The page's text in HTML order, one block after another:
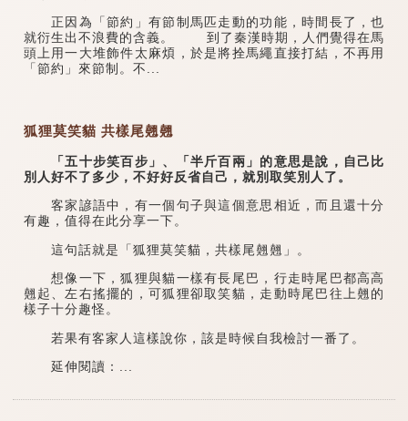
正因為「節約」有節制馬匹走動的功能，時間長了，也
就衍生出不浪費的含義。 到了秦漢時期，人們覺得在馬
頭上用一大堆飾件太麻煩，於是將拴馬繩直接打結，不再用
「節約」來節制。不...
狐狸莫笑貓 共樣尾翹翹
「五十步笑百步」、「半斤百兩」的意思是說，自己比
別人好不了多少，不好好反省自己，就別取笑別人了。
客家諺語中，有一個句子與這個意思相近，而且還十分
有趣，值得在此分享一下。
這句話就是「狐狸莫笑貓，共樣尾翹翹」。
想像一下，狐狸與貓一樣有長尾巴，行走時尾巴都高高
翹起、左右搖擺的，可狐狸卻取笑貓，走動時尾巴往上翹的
樣子十分趣怪。
若果有客家人這樣說你，該是時候自我檢討一番了。
延伸閱讀：...